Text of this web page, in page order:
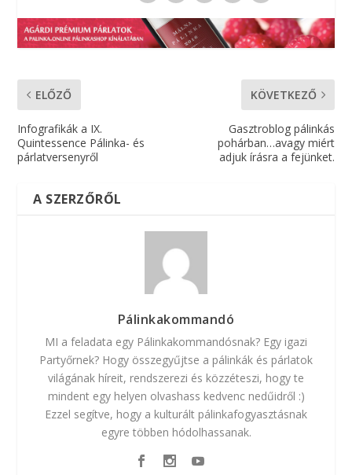
ELŐZŐ
Infografikák a IX.
Quintessence Pálinka- és
párlatversenyről
KÖVETKEZŐ
Gasztroblog pálinkás
pohárban…avagy miért
adjuk írásra a fejünket.
A SZERZŐRŐL
Pálinkakommandó
MI a feladata egy Pálinkakommandósnak? Egy igazi
Partyőrnek? Hogy összegyűjtse a pálinkák és párlatok
világának híreit, rendszerezi és közzéteszi, hogy te
mindent egy helyen olvashass kedvenc nedűidről :)
Ezzel segítve, hogy a kulturált pálinkafogyasztásnak
egyre többen hódolhassanak.